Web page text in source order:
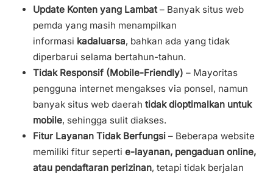
Update Konten yang Lambat– Banyak situs web
pemda yang masih menampilkan
informasi kadaluarsa, bahkan ada yang tidak
diperbarui selama bertahun-tahun.
Tidak Responsif (Mobile-Friendly) – Mayoritas
pengguna internet mengakses via ponsel, namun
banyak situs web daerah tidak dioptimalkan untuk
mobile, sehingga sulit diakses.
Fitur Layanan Tidak Berfungsi – Beberapa website
memiliki fitur seperti e-layanan, pengaduan online,
atau pendaftaran perizinan, tetapi tidak berjalan